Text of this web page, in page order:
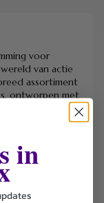
voor
van actie
assortiment
ontworpen met
van geweldige
promoties
in